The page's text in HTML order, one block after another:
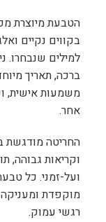
בקווים נקיים
למילים שנבחרו.
ברכה, תאריך
משמעות אישית,
אחר.
החריטה מודגשת
וקריאות גבוהה,
ועל-זמני. כל
מוקפדת
רגשי עמוק.